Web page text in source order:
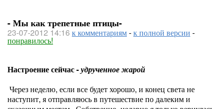
- Мы как трепетные птицы-
23-07-2012 14:16 к комментариям-к полной версии -
понравилось!
Настроение сейчас -удрученное жарой
Через неделю, если все будет хорошо, и конец света не
наступит, я отправляюсь в путешествие по далеким и